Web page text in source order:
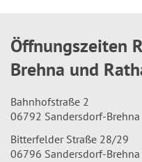
Öffnungszeiten
Brehna und
Bahnhofstraße 2
06792 Sandersdorf-Brehna
Bitterfelder Straße 28/29
06796 Sandersdorf-Brehna